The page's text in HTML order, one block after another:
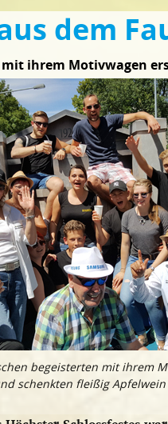
dem
ihrem Motivwagen
begeisterten mit ihrem
schenkten fleißig